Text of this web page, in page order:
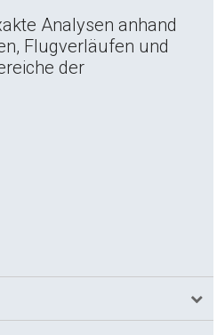
Analysen anhand
Flugverläufen und
der